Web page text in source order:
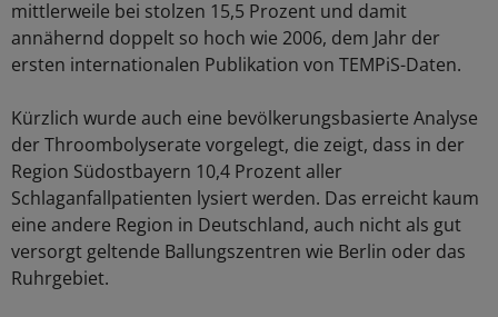
mittlerweile bei stolzen 15,5 Prozent und damit
annähernd doppelt so hoch wie 2006, dem Jahr der
ersten internationalen Publikation von TEMPiS-Daten.
Kürzlich wurde auch eine bevölkerungsbasierte Analyse
der Throombolyserate vorgelegt, die zeigt, dass in der
Region Südostbayern 10,4 Prozent aller
Schlaganfallpatienten lysiert werden. Das erreicht kaum
eine andere Region in Deutschland, auch nicht als gut
versorgt geltende Ballungszentren wie Berlin oder das
Ruhrgebiet.